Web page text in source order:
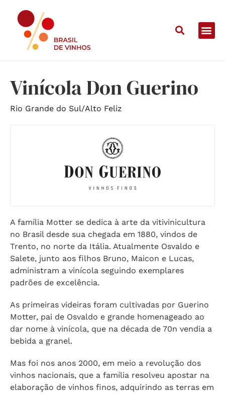
Vinícola Don Guerino
Rio Grande do Sul/Alto Feliz
A família Motter se dedica à arte da vitivinicultura
no Brasil desde sua chegada em 1880, vindos de
Trento, no norte da Itália. Atualmente Osvaldo e
Salete, junto aos filhos Bruno, Maicon e Lucas,
administram a vinícola seguindo exemplares
padrões de excelência.
As primeiras videiras foram cultivadas por Guerino
Motter, pai de Osvaldo e grande homenageado ao
dar nome à vinícola, que na década de 70n vendia a
bebida a granel.
Mas foi nos anos 2000, em meio a revolução dos
vinhos nacionais, que a família resolveu apostar na
elaboração de vinhos finos, adquirindo as terras em